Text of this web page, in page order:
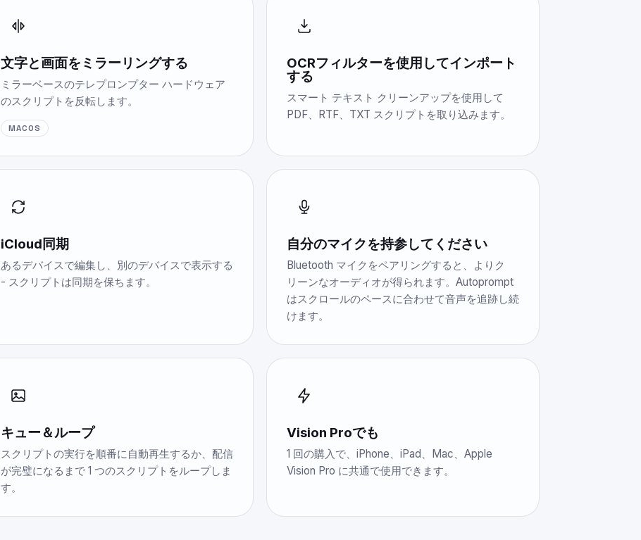
文字と画面をミラーリングする
ミラーベースのテレプロンプター ハードウェア
のスクリプトを反転します。
MACOS
OCRフィルターを使用してインポート
する
スマート テキスト クリーンアップを使用して
PDF、RTF、TXT スクリプトを取り込みます。
iCloud同期
あるデバイスで編集し、別のデバイスで表示する
- スクリプトは同期を保ちます。
自分のマイクを持参してください
Bluetooth マイクをペアリングすると、よりク
リーンなオーディオが得られます。Autoprompt
はスクロールのペースに合わせて音声を追跡し続
けます。
キュー＆ループ
スクリプトの実行を順番に自動再生するか、配信
が完璧になるまで 1 つのスクリプトをループしま
す。
Vision Proでも
1 回の購入で、iPhone、iPad、Mac、Apple
Vision Pro に共通で使用できます。